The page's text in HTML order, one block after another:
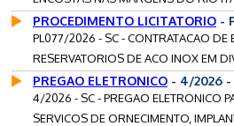
PROCEDIMENTO LICITATORIO -
PL077/2026 - SC - CONTRATACAO DE
RESERVATORIOS DE ACO INOX EM
PREGAO ELETRONICO - 4/2026 -
4/2026 - SC - PREGAO ELETRONICO
SERVICOS DE ORNECIMENTO,